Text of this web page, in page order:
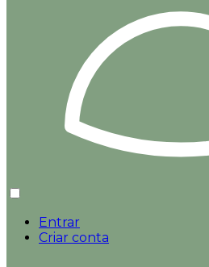
Entrar
Criar conta